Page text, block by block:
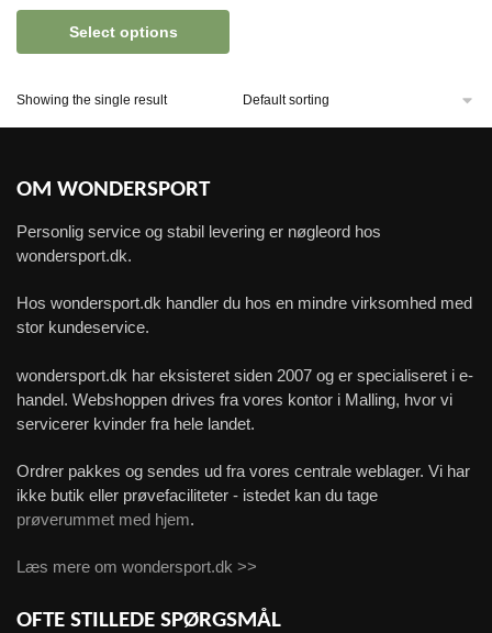
Select options
Showing the single result
OM WONDERSPORT
Personlig service og stabil levering er nøgleord hos
wondersport.dk.
Hos wondersport.dk handler du hos en mindre virksomhed med
stor kundeservice.
wondersport.dk har eksisteret siden 2007 og er specialiseret i e-
handel. Webshoppen drives fra vores kontor i Malling, hvor vi
servicerer kvinder fra hele landet.
Ordrer pakkes og sendes ud fra vores centrale weblager. Vi har
ikke butik eller prøvefaciliteter - istedet kan du tage
prøverummet med hjem.
Læs mere om wondersport.dk >>
OFTE STILLEDE SPØRGSMÅL